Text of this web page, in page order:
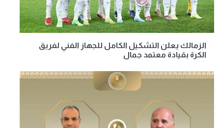
الزمالك يعلن التشكيل الكامل للجهاز الفني لفريق
الكرة بقيادة معتمد جمال